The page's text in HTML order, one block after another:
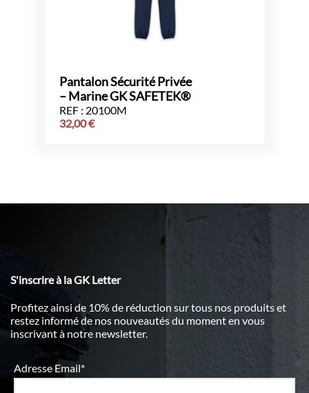
Pantalon Sécurité Privée
– Marine GK SAFETEK®️
REF : 20100M
32,00€
S'inscrire à la GK Letter
Profitez ainsi de 10% de réduction sur tous nos produits et
restez informé de nos nouveautés du moment en vous
inscrivant à notre newsletter.
Adresse Email*